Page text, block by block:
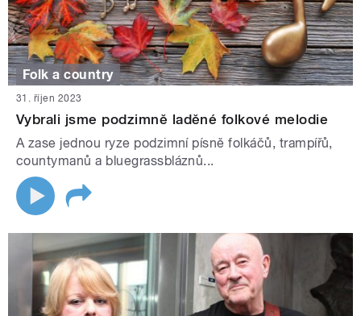
Folk a country
31. říjen 2023
Vybrali jsme podzimně laděné folkové melodie
A zase jednou ryze podzimní písně folkáčů, trampířů,
countymanů a bluegrassbláznů...